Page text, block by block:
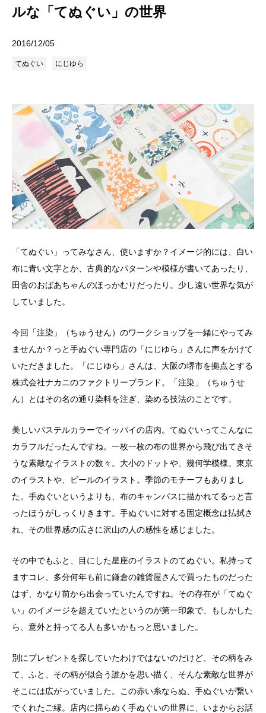
ルな「てぬぐい」の世界
2016/12/05
てぬぐい にじゆら
「てぬぐい」ってみなさん、使いますか？イメージ的には、白い
布に青い文字とか、古典的なパターンや模様が書いてあったり、
田舎のおばあちゃんのほっかむりだったり。少し遠い世界な気が
していました。
今回「注染」（ちゅうせん）のワークショップを一緒にやってみ
ませんか？っと手ぬぐい専門店の「にじゆら」さんに声をかけて
いただきました。「にじゆら」さんは、大阪の堺市を拠点とする
株式会社ナカニのファクトリーブランド。「注染」（ちゅうせ
ん）とはその名の通り染料を注ぎ、染める技法のことです。
美しいパステルカラーでイッパイの店内。てぬぐいってこんなに
カラフルだったんですね。一枚一枚の布の世界から飛び出てきそ
うな素敵なイラストの数々。大小のドットや、幾何学模様。東京
のイラストや、ビールのイラスト。季節のモチーフもありまし
た。手ぬぐいというよりも、布のキャンバスに描かれてるっと言
ったほうがしっくりきます。手ぬぐいに対する固定概念は払拭さ
れ、その世界感の広さに沢山の人の感性を感じました。
その中でもふと、目にした星座のイラストのてぬぐい。私持って
ますコレ。多分何年も前に鎌倉の雑貨屋さんで買ったものだった
はず、かなり前から出会っていたんですね。その存在が「てぬぐ
い」のイメージを超えていたというのが第一印象で、もしかした
ら、意外と持ってる人も多いかもっと思いました。
別にプレゼントを探していたわけではないのだけど、その柄をみ
て、ふと、その柄が似合う誰かを思い描く、そんな素敵な世界が
そこには広がっていました。この赤い糸ならぬ、手ぬぐいが繋い
でくれたご縁。店内に揺らめく手ぬぐいの世界に、いまからお話